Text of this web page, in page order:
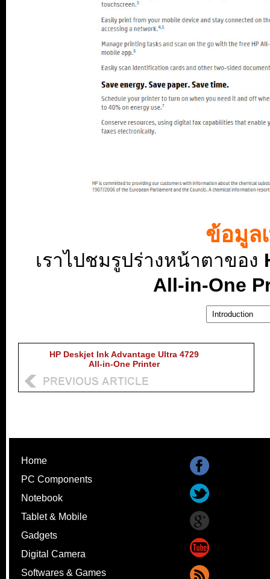
ข้อมูล
เราไปชมรูปร่างหน้าตาของ
All-in-One
HP Deskjet Ink Advantage Ultra 4729
All-in-One Printer
Home
PC Components
Notebook
Tablet & Mobile
Gadgets
Digital Camera
Softwares & Games